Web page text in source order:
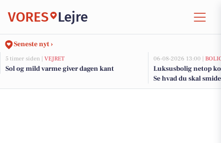
VORES Lejre
Seneste nyt ›
5 timer siden | VEJRET
Sol og mild varme giver dagen kant
06-08-2026 13:00 |
Luksusbolig netop
Se hvad du skal
adresser her